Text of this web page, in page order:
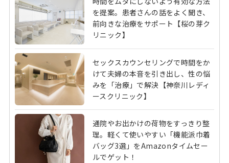
を提案。患者さんの話をよく聞き、
前向きな治療をサポート【桜の芽ク
リニック】
セックスカウンセリングで時間をか
けて夫婦の本音を引き出し、性の悩
みを「治療」で解決【神奈川レディ
ースクリニック】
通院やお出かけの荷物をすっきり整
理。軽くて使いやすい「機能派巾着
バッグ3選」をAmazonタイムセー
ルでゲット！